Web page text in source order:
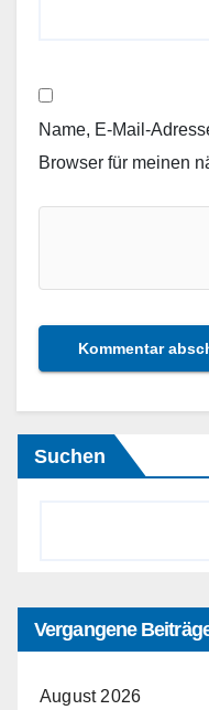
Name, E-Mail-
Browser für meinen
Suchen
Vergangene
August 2026